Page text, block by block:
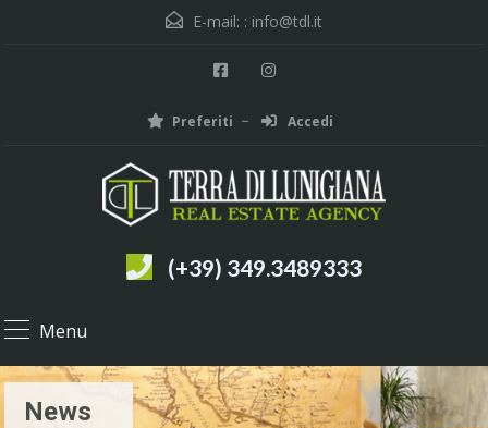
E-mail: : info@tdl.it
Preferiti Accedi
(+39) 349.3489333
Menu
News